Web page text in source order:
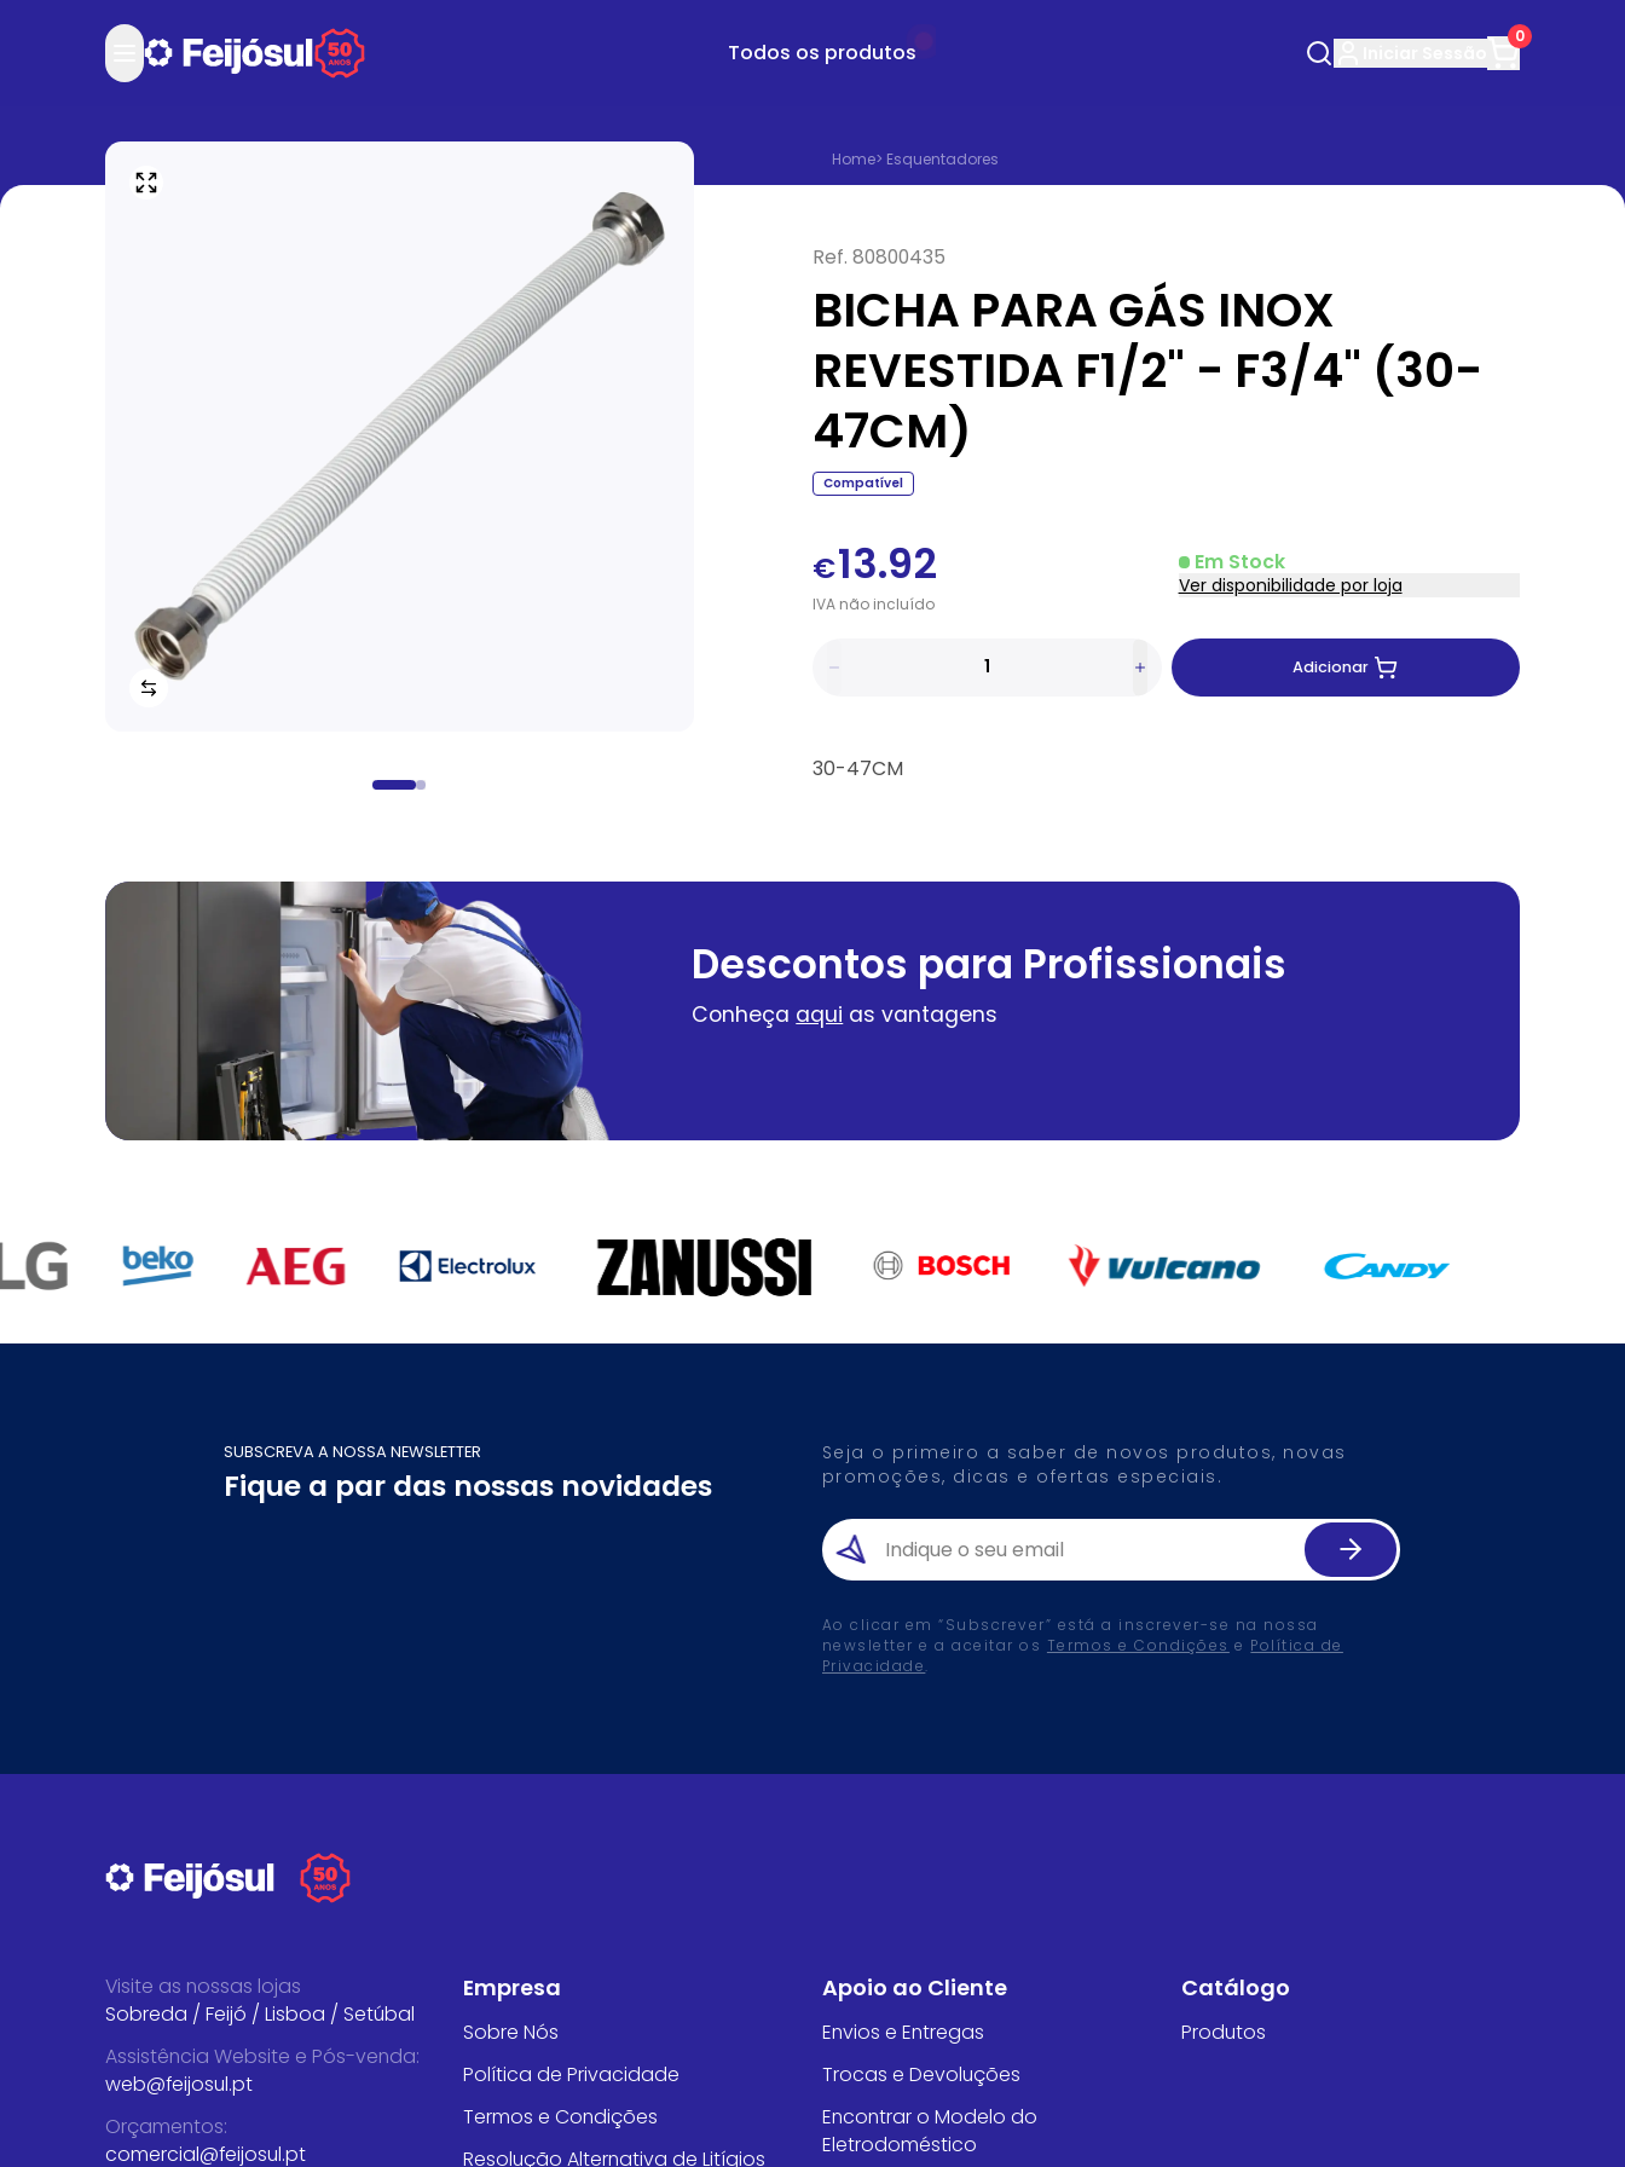
Todos os produtos
0
Home> Esquentadores
Ref. 80800435
BICHA PARA GÁS INOX
REVESTIDA F1/2" - F3/4" (30-
47CM)
Compatível
€13.92
IVAnãoincluído
Em Stock
Ver disponibilidade por loja
Adicionar
30-47CM
Descontos para Profissionais
Conheça aqui as vantagens
SUBSCREVA A NOSSA NEWSLETTER
Fique a par das nossas novidades
Seja o primeiro a saber de novos produtos, novas
promoções, dicas e ofertas especiais.
Ao clicar em “Subscrever” está a inscrever-se na nossa
newsletter e a aceitar os Termos e Condições e Política de
Privacidade.
Visite as nossas lojas
Sobreda / Feijó / Lisboa / Setúbal
Assistência Website e Pós-venda:
web@feijosul.pt
Orçamentos:
comercial@feijosul.pt
Empresa
Sobre Nós
Política de Privacidade
Termos e Condições
Resolução Alternativa de Litígios
Apoio ao Cliente
Envios e Entregas
Trocas e Devoluções
Encontrar o Modelo do
Eletrodoméstico
Catálogo
Produtos